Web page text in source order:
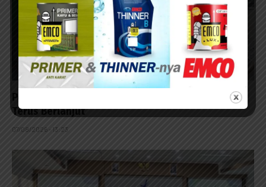
Terus Berlanjut
07/08/2026 - 13:23